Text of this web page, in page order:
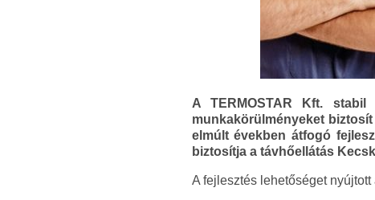
A TERMOSTAR Kft. stabil
munkakörülményeket
elmúlt években átfogó
biztosítja a távhőellátás
A fejlesztés lehetőséget